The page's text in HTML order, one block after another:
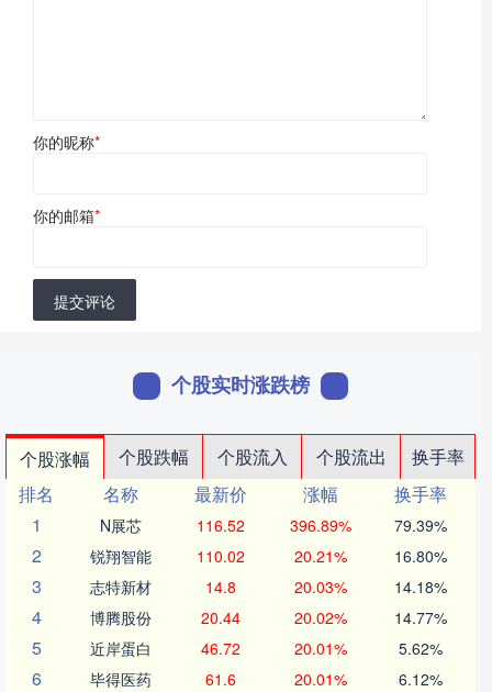
你的昵称*
你的邮箱*
提交评论
个股实时涨跌榜
个股涨幅 个股跌幅 个股流入 个股流出
换手率
排名
名称 最新价 涨幅
换手率
1
N展芯 116.52 396.89% 79.39%
2 锐翔智能 110.02 20.21% 16.80%
3 志特新材 14.8 20.03% 14.18%
4 博腾股份 20.44 20.02% 14.77%
5 近岸蛋白 46.72 20.01% 5.62%
6 毕得医药 61.6 20.01% 6.12%